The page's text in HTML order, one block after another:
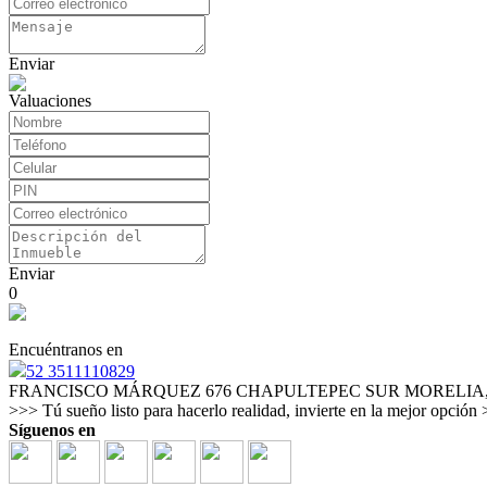
Enviar
Valuaciones
Enviar
0
Encuéntranos en
52 3511110829
FRANCISCO MÁRQUEZ 676 CHAPULTEPEC SUR
>>> Tú sueño listo para hacerlo realidad, invierte en la mejor opción
Síguenos en